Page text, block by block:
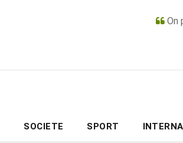
On
SOCIETE SPORTPUBLICITÉ